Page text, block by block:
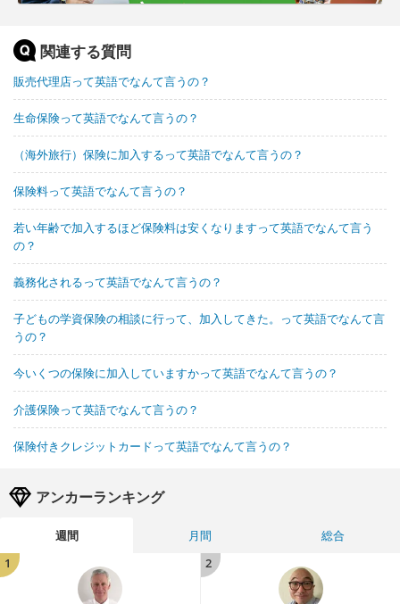
関連する質問
販売代理店って英語でなんて言うの？
生命保険って英語でなんて言うの？
（海外旅行）保険に加入するって英語でなんて言うの？
保険料って英語でなんて言うの？
若い年齢で加入するほど保険料は安くなりますって英語でなんて言う
の？
義務化されるって英語でなんて言うの？
子どもの学資保険の相談に行って、加入してきた。って英語でなんて言
うの？
今いくつの保険に加入していますかって英語でなんて言うの？
介護保険って英語でなんて言うの？
保険付きクレジットカードって英語でなんて言うの？
アンカーランキング
週間 月間
総合
1
2